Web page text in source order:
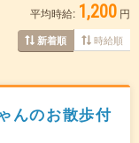
平均時給: 1,200 円
新着順 時給順
んのお散歩付